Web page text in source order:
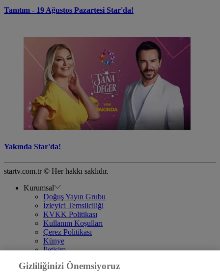
Tanıtım - 19 Ağustos Pazartesi Star'da!
Yakında Star'da!
startv.com.tr © Her hakkı saklıdır.
Kurumsal
Doğuş Yayın Grubu
İzleyici Temsilciliği
KVKK Politikası
Kullanım Koşulları
Çerez Politikası
Künye
İletişim
DYG Televizyonlar
Gizliliğinizi Önemsiyoruz